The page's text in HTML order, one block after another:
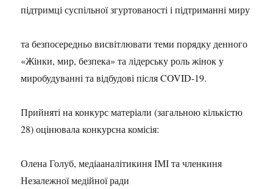
підтримці суспільної згуртованості і підтриманні миру
та безпосередньо висвітлювати теми порядку денного
«Жінки, мир, безпека» та лідерську роль жінок у
миробудуванні та відбудові після COVID-19.
Прийняті на конкурс матеріали (загальною кількістю
28) оцінювала конкурсна комісія:
Олена Голуб, медіааналітикиня ІМІ та членкиня
Незалежної медійної ради